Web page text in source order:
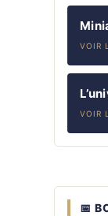
VOIR
VOIR
📅